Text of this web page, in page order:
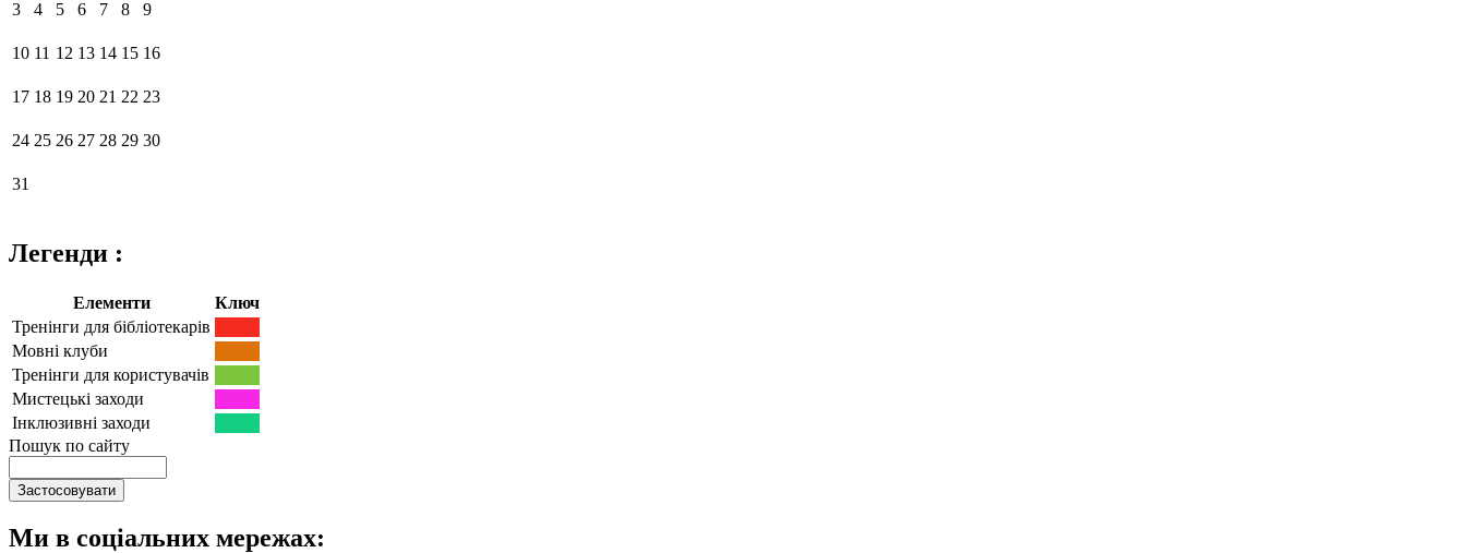
3 4 5 6 7 8 9
10 11 12 13 14 15 16
17 18 19 20 21 22 23
24 25 26 27 28 29 30
31
Легенди :
Елементи
Ключ
Тренінги для бібліотекарів
Мовні клуби
Тренінги для користувачів
Мистецькі заходи
Інклюзивні заходи
Пошук по сайту
Ми в соціальних мережах: